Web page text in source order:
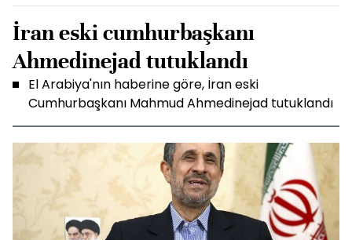
İran eski cumhurbaşkanı
Ahmedinejad tutuklandı
El Arabiya'nın haberine göre, İran eski
Cumhurbaşkanı Mahmud Ahmedinejad tutuklandı